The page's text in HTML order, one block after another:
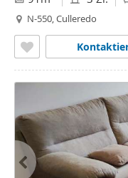
N-550, Culleredo